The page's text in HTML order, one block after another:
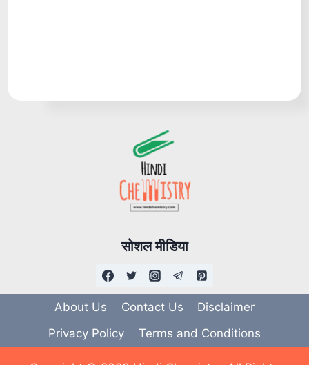
सोशल मीडिया
About Us Contact Us
Disclaimer
Privacy Policy
Terms and Conditions